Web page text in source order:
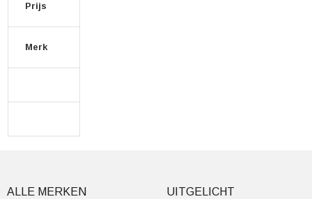
Prijs
Merk
ALLE MERKEN UITGELICHT